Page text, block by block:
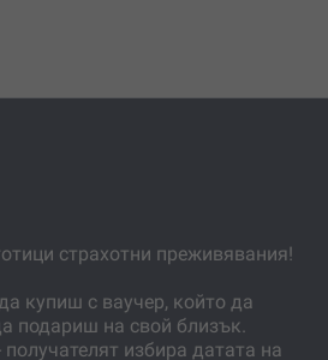
страхотни преживявания!
купиш с ваучер, който да
подариш на свой близък.
избира датата на